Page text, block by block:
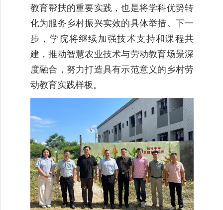
教育帮扶的重要实践，也是将学科优势转
化为服务乡村振兴实效的具体举措。下一
步，学院将继续加强技术支持和课程共
建，推动智慧农业技术与劳动教育场景深
度融合，努力打造具有示范意义的乡村劳
动教育实践样板。